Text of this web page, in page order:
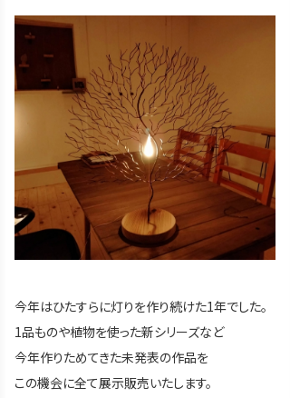
今年はひたすらに灯りを作り続けた1年でした。
1品ものや植物を使った新シリーズなど
今年作りためてきた未発表の作品を
この機会に全て展示販売いたします。